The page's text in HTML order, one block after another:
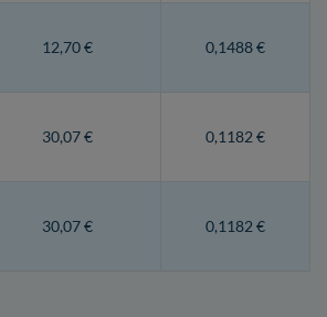
12,70 € 0,1488 €
30,07 € 0,1182 €
30,07 € 0,1182 €